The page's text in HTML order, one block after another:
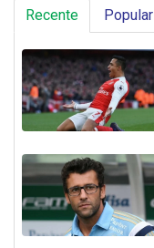
Recente Popular